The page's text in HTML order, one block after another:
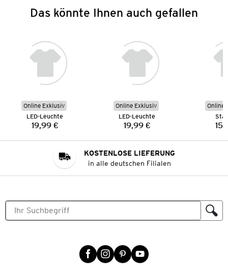
Das könnte Ihnen auch gefallen
Online Exklusiv
LED-Leuchte
Preis:
19,99 €
Online Exklusiv
LED-Leuchte
Preis:
19,99 €
Online
KOSTENLOSE LIEFERUNG
in alle deutschen Filialen